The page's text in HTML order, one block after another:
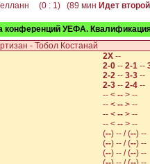
(0 : 1) (89 мин Идет
конференций УЕФА.
- Тобол Костанай
2Х --
2-0 -- 2-1 --
2-2 -- 3-3 --
2-3 -- 2-4 --
-- < -- > --
-- < -- > --
-- < -- > --
-- < -- > --
(--) -- / (--) --
(--) -- / (--) --
(--) -- / (--) --